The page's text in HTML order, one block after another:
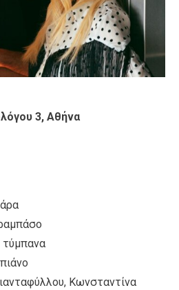
3, Αθήνα
τύμπανα
Κωνσταντίνα